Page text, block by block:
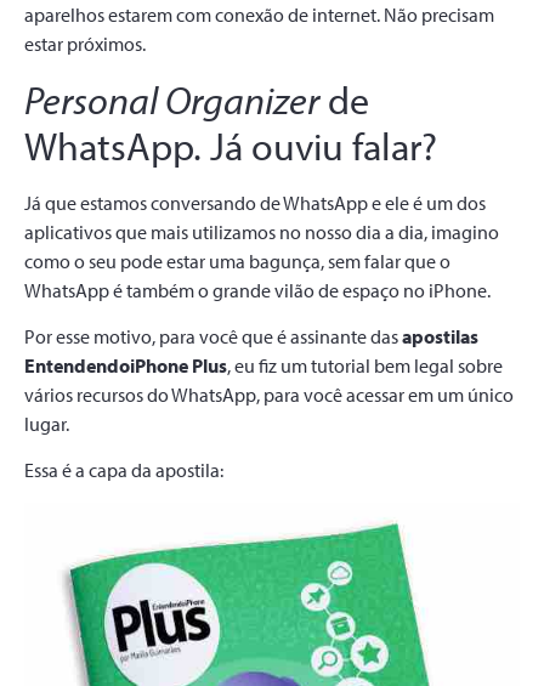
aparelhos estarem com conexão de internet. Não precisam
estar próximos.
Personal Organizerde
WhatsApp. Já ouviu falar?
Já que estamos conversando de WhatsApp e ele é um dos
aplicativos que mais utilizamos no nosso dia a dia, imagino
como o seu pode estar uma bagunça, sem falar que o
WhatsApp é também o grande vilão de espaço no iPhone.
Por esse motivo, para você que é assinante dasapostilas
EntendendoiPhone Plus, eu fiz um tutorial bem legal sobre
vários recursos do WhatsApp, para você acessar em um único
lugar.
Essa é a capa da apostila: